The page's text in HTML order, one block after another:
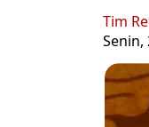
Tim
Senin,